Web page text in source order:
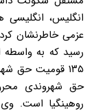
انگلیس، انگلیسی
حق شهروندی
روهینگیا است. وی